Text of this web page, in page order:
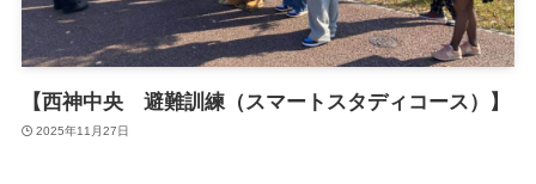
【西神中央 避難訓練（スマートスタディコース）】
2025年11月27日